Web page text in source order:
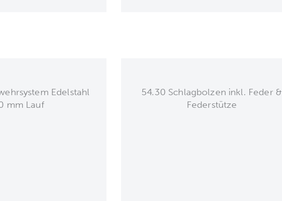
Edelstahl
mm Lauf
54.30 Schlagbolzen inkl. Feder &
Federstütze